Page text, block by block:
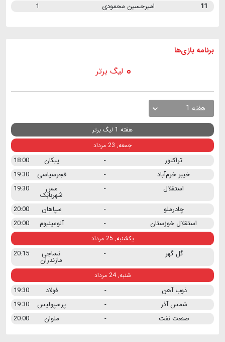
11
امیرحسین محمودی 1
برنامه بازی ها
لیگ برتر
هفته 1
هفته 1 لیگ برتر
جمعه, 23 مرداد
تراکتور - پیکان
18:00
خیبر خرم‌آباد
- فجرسپاسی
19:30
استقلال
- مس
شهربابک
19:30
چادرملو
- سپاهان
20:00
استقلال خوزستان
- آلومینیوم 20:00
یکشنبه, 25 مرداد
گل گهر - نساجی
مازندران
20:15
شنبه, 24 مرداد
ذوب آهن - فولاد
19:30
شمس آذر
- پرسپولیس
19:30
صنعت نفت
- ملوان 20:00